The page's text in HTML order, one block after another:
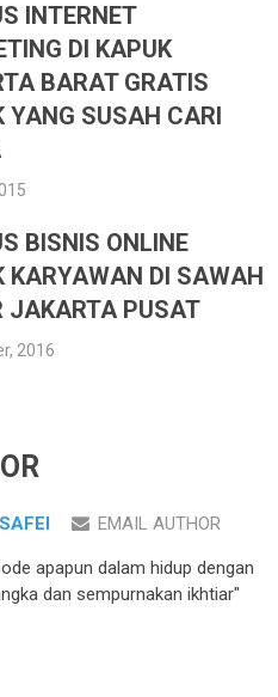
INTERNET
DI KAPUK
BARAT GRATIS
YANG SUSAH CARI
BISNIS ONLINE
KARYAWAN DI SAWAH
JAKARTA PUSAT
2016
EMAIL AUTHOR
apapun dalam hidup dengan
dan sempurnakan ikhtiar"